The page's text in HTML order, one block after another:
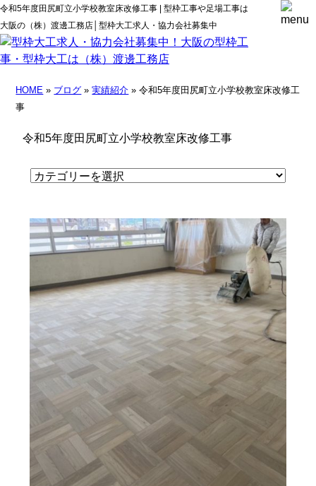
令和5年度田尻町立小学校教室床改修工事 | 型枠工事や足場工事は
大阪の（株）渡邊工務店│型枠大工求人・協力会社募集中
HOME » ブログ »実績紹介 » 令和5年度田尻町立小学校教室床改修工
事
令和5年度田尻町立小学校教室床改修工事